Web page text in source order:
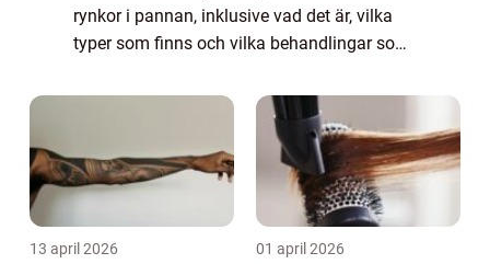
rynkor i pannan, inklusive vad det är, vilka
typer som finns och vilka behandlingar som
pannan: Rynkor i pannan är fina linjer eller
13 april 2026 01 april 2026